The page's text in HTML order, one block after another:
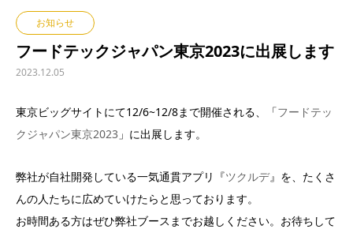
お知らせ
フードテックジャパン東京2023に出展します
2023.12.05
東京ビッグサイトにて12/6~12/8まで開催される、「フードテッ
クジャパン東京2023 」に出展します。
弊社が自社開発している一気通貫アプリ『ツクルデ』を、たくさ
んの人たちに広めていけたらと思っております。
お時間ある方はぜひ弊社ブースまでお越しください。お待ちして